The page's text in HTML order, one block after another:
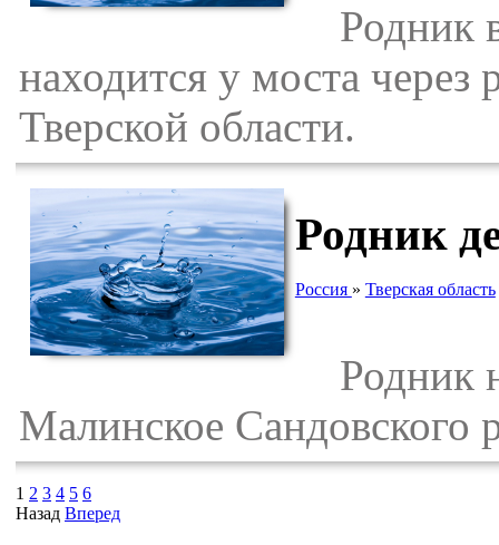
Родник
находится у моста
Тверской области.
Родник
Россия » Тверская область
Родник
Малинское Сандовского
1 2 3 4 5 6
Назад Вперед